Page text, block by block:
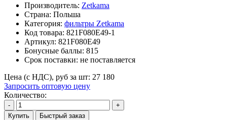
Производитель: Zetkama
Страна: Польша
Категория: фильтры Zetkama
Код товара: 821F080E49-1
Артикул: 821F080E49
Бонусные баллы: 815
Срок поставки: не поставляется
Цена (с НДС), руб за шт: 27 180
Запросить оптовую цену
Количество:
-
+
Купить
Быстрый заказ